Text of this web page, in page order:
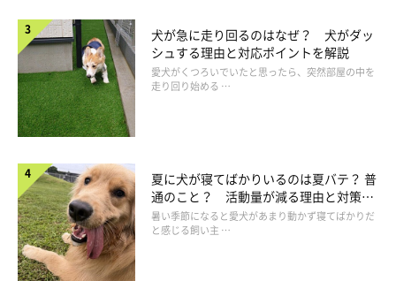
いるようだったら、栄養不足から欲しがっている可能性もありま
す」
ごはんを食べたあとで腹ペコサインを見せるのは、病気
のことも？
犬が急に走り回るのはなぜ？ 犬がダッ
シュする理由と対応ポイントを解説
愛犬がくつろいでいたと思ったら、突然部屋の中を
走り回り始める …
夏に犬が寝てばかりいるのは夏バテ？ 普
通のこと？ 活動量が減る理由と対策と
は
暑い季節になると愛犬があまり動かず寝てばかりだ
と感じる飼い主 …